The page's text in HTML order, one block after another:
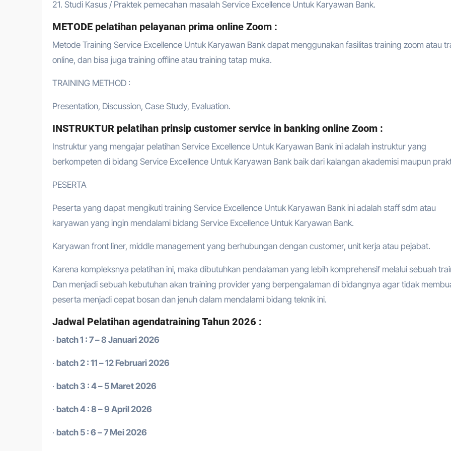
21. Studi Kasus / Praktek pemecahan masalah Service Excellence Untuk Karyawan Bank.
METODE pelatihan pelayanan prima online Zoom :
Metode Training Service Excellence Untuk Karyawan Bank dapat menggunakan fasilitas training zoom atau
online, dan bisa juga training offline atau training tatap muka.
TRAINING METHOD :
Presentation, Discussion, Case Study, Evaluation.
INSTRUKTUR pelatihan prinsip customer service in banking online Zoom :
Instruktur yang mengajar pelatihan Service Excellence Untuk Karyawan Bank ini adalah instruktur yang
berkompeten di bidang Service Excellence Untuk Karyawan Bank baik dari kalangan akademisi maupun
PESERTA
Peserta yang dapat mengikuti training Service Excellence Untuk Karyawan Bank ini adalah staff sdm atau
karyawan yang ingin mendalami bidang Service Excellence Untuk Karyawan Bank.
Karyawan front liner, middle management yang berhubungan dengan customer, unit kerja atau pejabat.
Karena kompleksnya pelatihan ini, maka dibutuhkan pendalaman yang lebih komprehensif melalui sebuah
Dan menjadi sebuah kebutuhan akan training provider yang berpengalaman di bidangnya agar tidak
peserta menjadi cepat bosan dan jenuh dalam mendalami bidang teknik ini.
Jadwal Pelatihan agendatraining Tahun 2026 :
· batch 1 : 7 – 8 Januari 2026
· batch 2 : 11 – 12 Februari 2026
· batch 3 : 4 – 5 Maret 2026
· batch 4 : 8 – 9 April 2026
· batch 5 : 6 – 7 Mei 2026